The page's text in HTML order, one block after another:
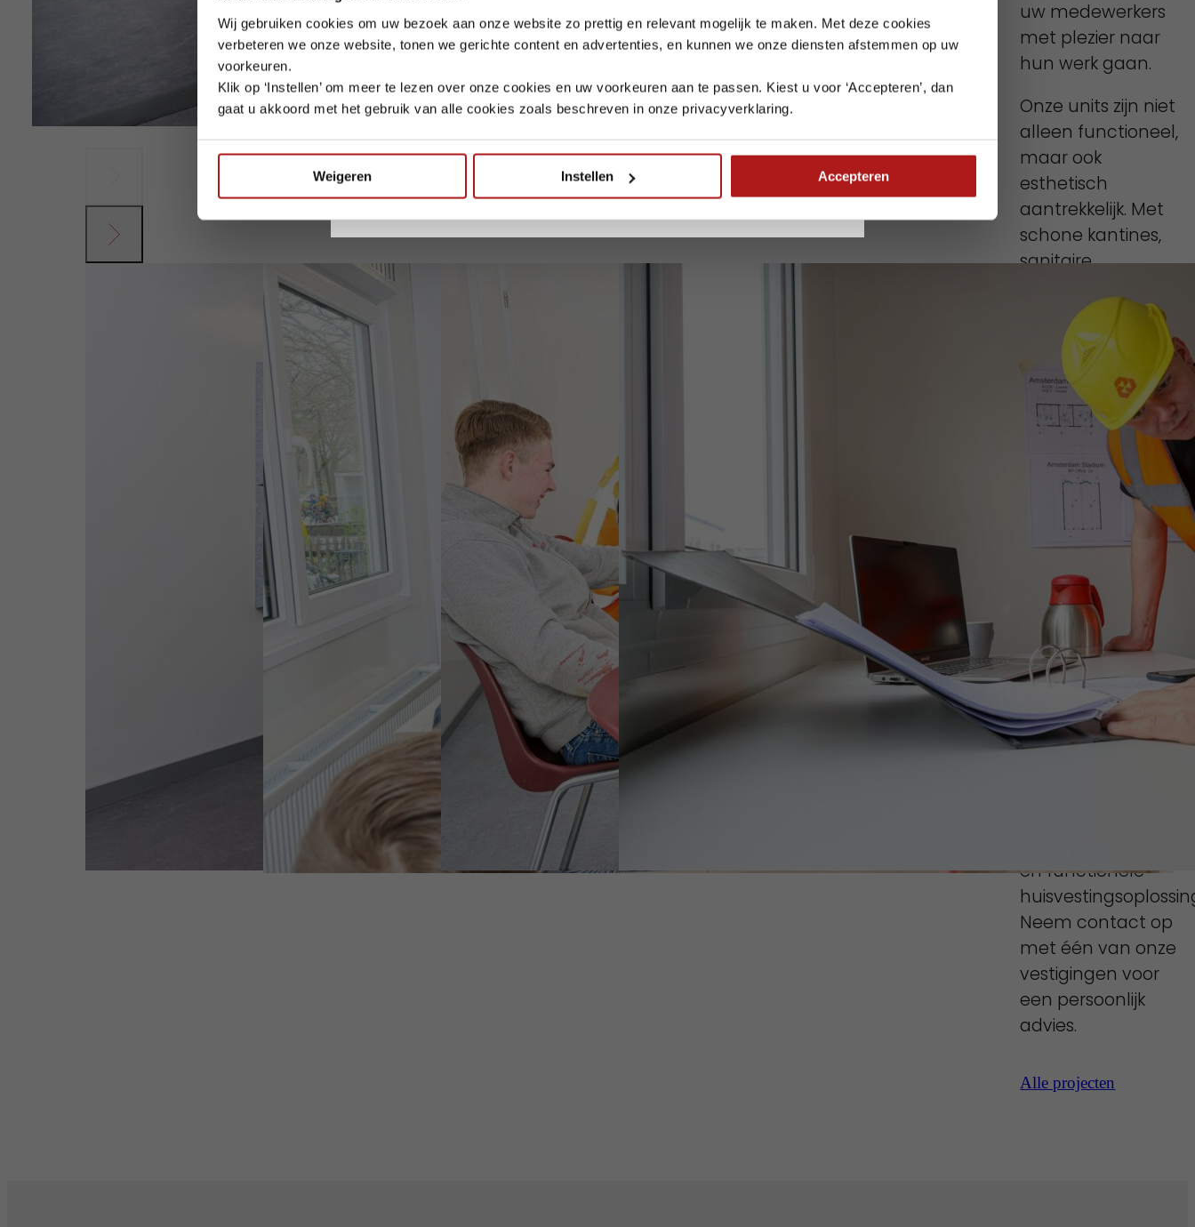
Wij gebruiken cookies om uw bezoek aan onze website zo prettig en relevant mogelijk te maken. Met deze cookies
verbeteren we onze website, tonen we gerichte content en advertenties, en kunnen we onze diensten afstemmen op uw
voorkeuren.
Klik op ‘Instellen’ om meer te lezen over onze cookies en uw voorkeuren aan te passen. Kiest u voor ‘Accepteren’, dan
gaat u akkoord met het gebruik van alle cookies zoals beschreven in onze privacyverklaring.
Weigeren Instellen Accepteren
uw medewerkers
met plezier naar
hun werk gaan.
Onze units zijn niet
alleen functioneel,
maar ook
esthetisch
aantrekkelijk. Met
schone kantines,
sanitaire
bijvoorbeeld
gladde
binnenwanden die
eenvoudig schoon
te houden zijn,
zorgen we voor
een fijn
binnenklimaat
waar iedereen zich
prettig voelt. Onze
Flex Units
uitgevoerd met
zorgen voor nog
meer comfort en
aangenamer
binnenklimaat.
en functionele
Neem contact op
met één van onze
vestigingen voor
een persoonlijk
advies.
Alle projecten
Bezoek inweek 30 t/m 34is alleen mogelijk op afspraak.
Alle vestigingen zijn telefonisch bereikbaar.
Leveringen en retourmeldingen ontvangen we graag op tijd, zodat we de planning goed
Wij wensen iedereen een fijne vakantie.